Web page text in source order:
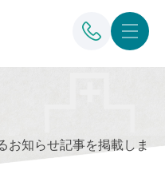
お知らせ記事を掲載しま